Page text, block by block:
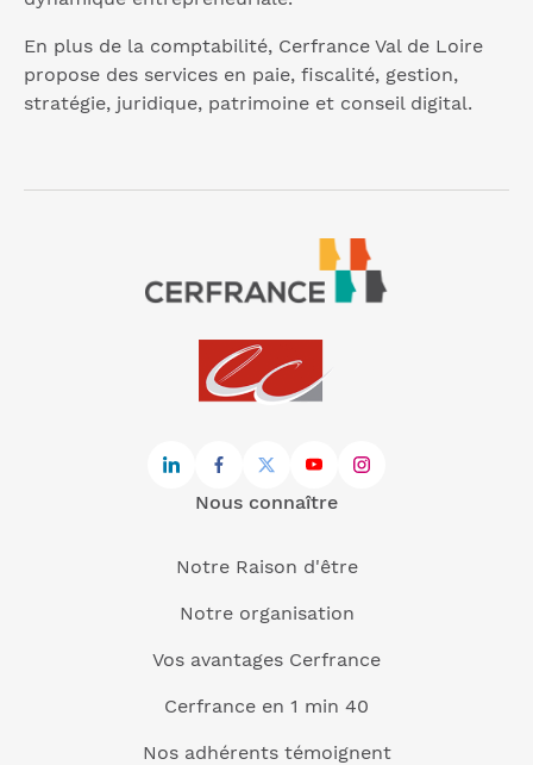
En plus de la comptabilité, Cerfrance Val de Loire
propose des services en paie, fiscalité, gestion,
stratégie, juridique, patrimoine et conseil digital.
Nous connaître
Notre Raison d'être
Notre organisation
Vos avantages Cerfrance
Cerfrance en 1 min 40
Nos adhérents témoignent